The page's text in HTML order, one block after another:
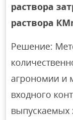
раствора
раствора
Решение:
агрономии и
входного
выпускаемых